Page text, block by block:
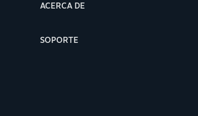
ACERCA DE
SOPORTE